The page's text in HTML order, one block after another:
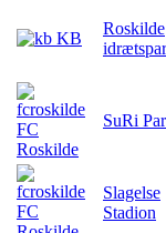
KB
Roskilde
FC
Roskilde
SuRi
FC
Slagelse
Stadion